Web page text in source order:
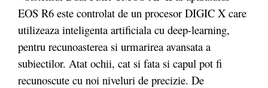
EOS R6 este controlat de un procesor DIGIC X care
utilizeaza inteligenta artificiala cu deep-learning,
pentru recunoasterea si urmarirea avansata a
subiectilor. Atat ochii, cat si fata si capul pot fi
recunoscute cu noi niveluri de precizie. De